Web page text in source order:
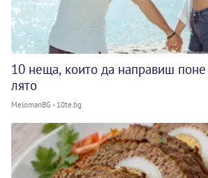
10 неща, които да направиш
лято
MelomanBG - 10te.bg